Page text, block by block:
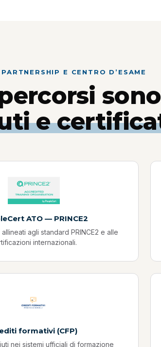
E CENTRO D’ESAME
sono
e
ATO — PRINCE2
agli standard PRINCE2 e alle
internazionali.
formativi (CFP)
nei sistemi ufficiali di formazione